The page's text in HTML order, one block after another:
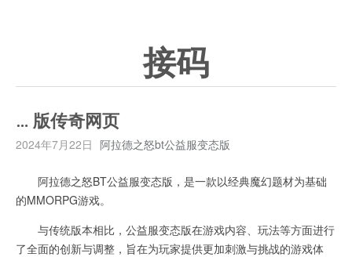
接码
… 版传奇网页
2024年7月22日 阿拉德之怒bt公益服变态版
阿拉德之怒BT公益服变态版，是一款以经典魔幻题材为基础
的MMORPG游戏。
与传统版本相比，公益服变态版在游戏内容、玩法等方面进行
了全面的创新与调整，旨在为玩家提供更加刺激与挑战的游戏体